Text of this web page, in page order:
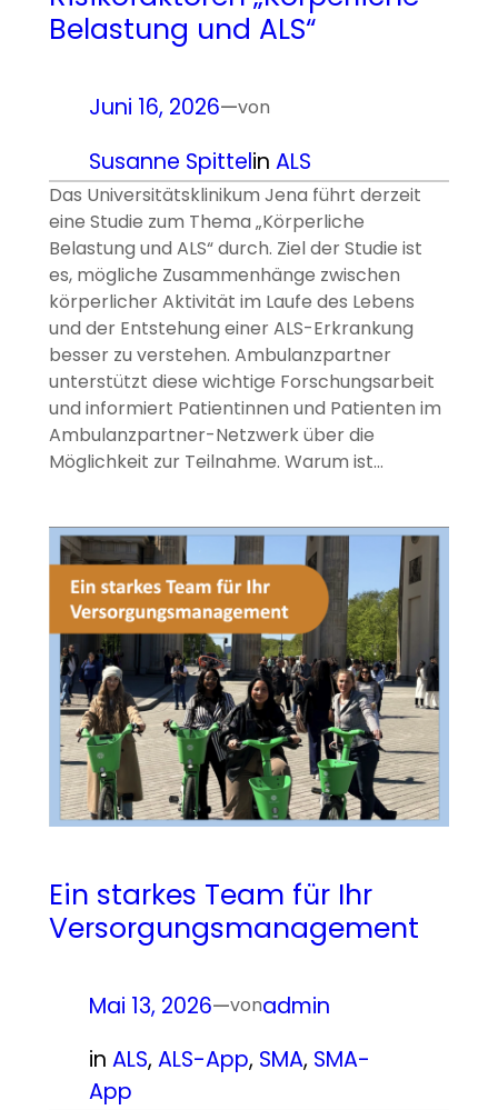
Belastung und ALS“
Juni 16, 2026—von
Susanne Spittelin ALS
Das Universitätsklinikum Jena führt derzeit
eine Studie zum Thema „Körperliche
Belastung und ALS“ durch. Ziel der Studie ist
es, mögliche Zusammenhänge zwischen
körperlicher Aktivität im Laufe des Lebens
und der Entstehung einer ALS-Erkrankung
besser zu verstehen. Ambulanzpartner
unterstützt diese wichtige Forschungsarbeit
und informiert Patientinnen und Patienten im
Ambulanzpartner-Netzwerk über die
Möglichkeit zur Teilnahme. Warum ist…
Ein starkes Team für Ihr
Versorgungsmanagement
Mai 13, 2026—vonadmin
in ALS, ALS-App, SMA, SMA-
App